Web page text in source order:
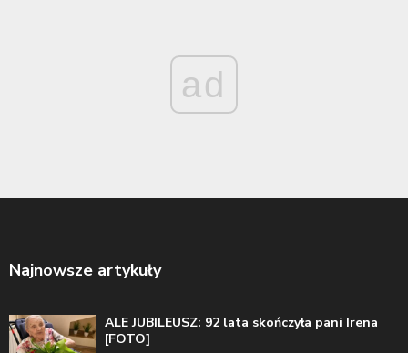
ad
Najnowsze artykuły
ALE JUBILEUSZ: 92 lata skończyła pani Irena
[FOTO]